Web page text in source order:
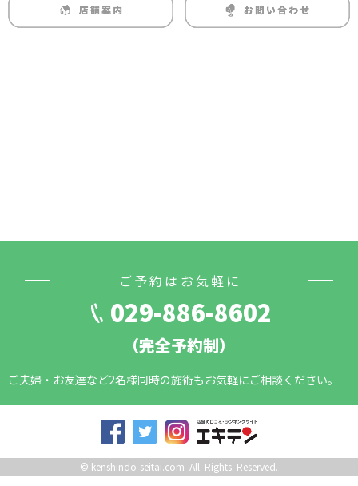
ご予約はお気軽に
029-886-8602
（完全予約制）
ご夫婦・お友達など2名様同時の施術もお気軽にご相談ください。
© kenshindo-seitai.com All Rights Reserved.